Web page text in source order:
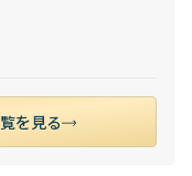
を見る